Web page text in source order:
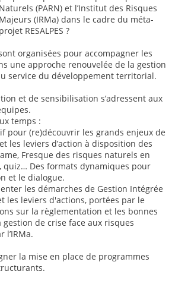
Naturels (PARN) et l’Institut des Risques
Majeurs (IRMa) dans le cadre du méta-
projet RESALPES ?
organisées pour accompagner les
une approche renouvelée de la gestion
service du développement territorial.
et de sensibilisation s’adressent aux
temps :
pour (re)découvrir les grands enjeux de
les leviers d’action à disposition des
Fresque des risques naturels en
quiz… Des formats dynamiques pour
et le dialogue.
les démarches de Gestion Intégrée
les leviers d'actions, portées par le
sur la règlementation et les bonnes
de crise face aux risques
l’IRMa.
la mise en place de programmes